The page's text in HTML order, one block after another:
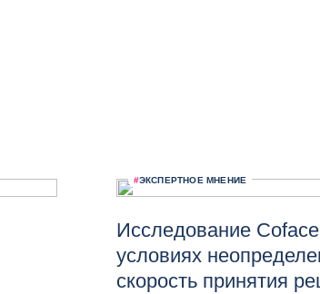
#ЭКСПЕРТНОЕ МНЕНИЕ
Исследование
условиях
скорость принятия